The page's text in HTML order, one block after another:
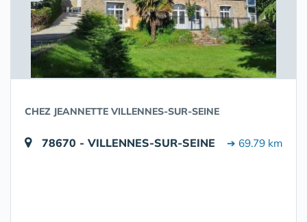
CHEZ JEANNETTE VILLENNES-SUR-SEINE
78670 - VILLENNES-SUR-SEINE ➔ 69.79 km